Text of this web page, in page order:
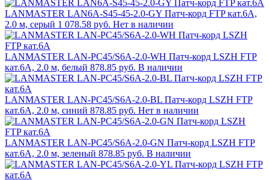
LANMASTER LAN6A-S45-45-2.0-GY Патч-корд FTP кат.6A,
2.0 м, серый 1 078.58 руб. Нет в наличии
LANMASTER LAN-PC45/S6A-2.0-WH Патч-корд LSZH FTP
кат.6A, 2.0 м, белый 878.85 руб. В наличии
LANMASTER LAN-PC45/S6A-2.0-BL Патч-корд LSZH FTP
кат.6A, 2.0 м, синий 878.85 руб. Нет в наличии
LANMASTER LAN-PC45/S6A-2.0-GN Патч-корд LSZH FTP
кат.6A, 2.0 м, зеленый 878.85 руб. В наличии